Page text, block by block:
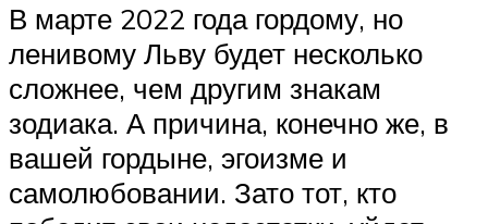
В марте 2022 года гордому, но
ленивому Льву будет несколько
сложнее, чем другим знакам
зодиака. А причина, конечно же, в
вашей гордыне, эгоизме и
самолюбовании. Зато тот, кто